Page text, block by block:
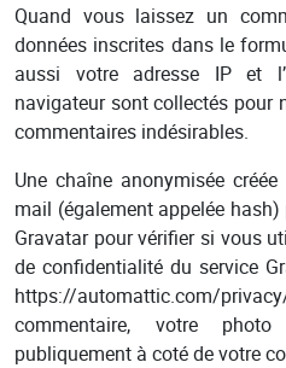
Quand vous laissez un
données inscrites dans le
aussi votre adresse IP et
navigateur sont collectés pour
commentaires indésirables.
Une chaîne anonymisée
mail (également appelée
Gravatar pour vérifier si vous
de confidentialité du service
https://automattic.com/
commentaire, votre
publiquement à coté de votre